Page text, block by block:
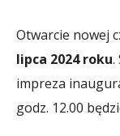
Otwarcie nowej
lipca 2024 roku.
impreza
godz. 12.00